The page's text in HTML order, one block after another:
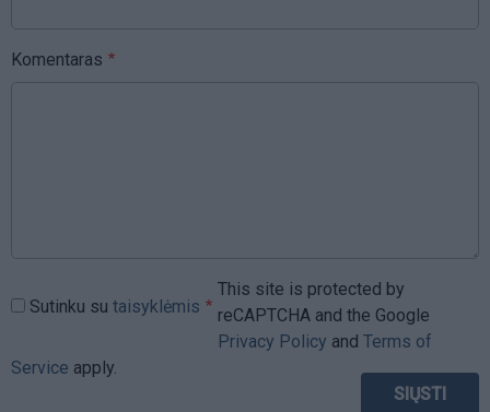
Komentaras
Sutinku su taisyklėmis
This site is protected by
reCAPTCHA and the Google
Privacy Policy and Terms of
Service apply.